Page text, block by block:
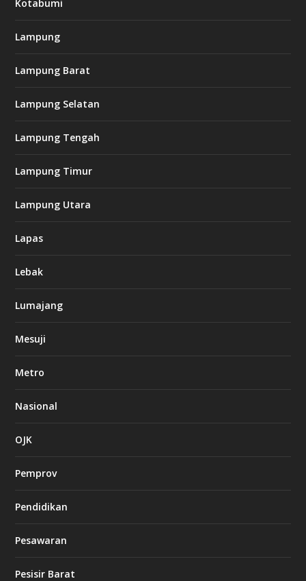
Kotabumi
Lampung
Lampung Barat
Lampung Selatan
Lampung Tengah
Lampung Timur
Lampung Utara
Lapas
Lebak
Lumajang
Mesuji
Metro
Nasional
OJK
Pemprov
Pendidikan
Pesawaran
Pesisir Barat